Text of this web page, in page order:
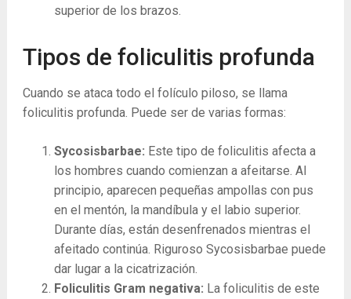
superior de los brazos.
Tipos de foliculitis profunda
Cuando se ataca todo el folículo piloso, se llama
foliculitis profunda. Puede ser de varias formas:
Sycosisbarbae: Este tipo de foliculitis afecta a
los hombres cuando comienzan a afeitarse. Al
principio, aparecen pequeñas ampollas con pus
en el mentón, la mandíbula y el labio superior.
Durante días, están desenfrenados mientras el
afeitado continúa. Riguroso Sycosisbarbae puede
dar lugar a la cicatrización.
Foliculitis Gram negativa: La foliculitis de este